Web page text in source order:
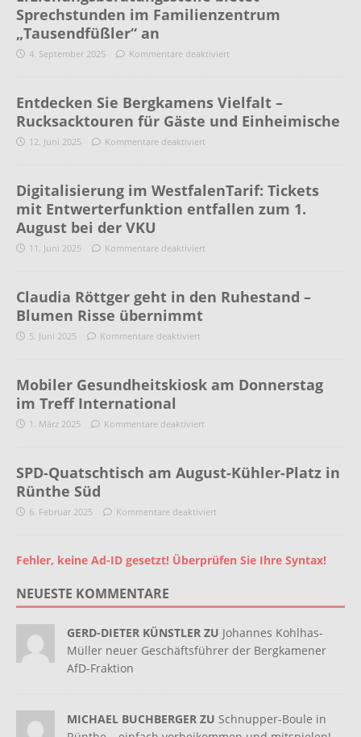
Sprechstunden im Familienzentrum
„Tausendfüßler“ an
4. September 2025 Kommentare deaktiviert
Entdecken Sie Bergkamens Vielfalt –
Rucksacktouren für Gäste und Einheimische
12. Juni 2025 Kommentare deaktiviert
Digitalisierung im WestfalenTarif: Tickets
mit Entwerterfunktion entfallen zum 1.
August bei der VKU
11. Juni 2025 Kommentare deaktiviert
Claudia Röttger geht in den Ruhestand –
Blumen Risse übernimmt
5. Juni 2025 Kommentare deaktiviert
Mobiler Gesundheitskiosk am Donnerstag
im Treff International
1. März 2025 Kommentare deaktiviert
SPD-Quatschtisch am August-Kühler-Platz in
Rünthe Süd
6. Februar 2025 Kommentare deaktiviert
Fehler, keine Ad-ID gesetzt! Überprüfen Sie Ihre Syntax!
NEUESTE KOMMENTARE
GERD-DIETER KÜNSTLER ZU Johannes Kohlhas-
Müller neuer Geschäftsführer der Bergkamener
AfD-Fraktion
MICHAEL BUCHBERGER ZU Schnupper-Boule in